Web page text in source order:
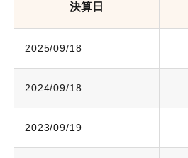
決算日
2025/09/18
2024/09/18
2023/09/19